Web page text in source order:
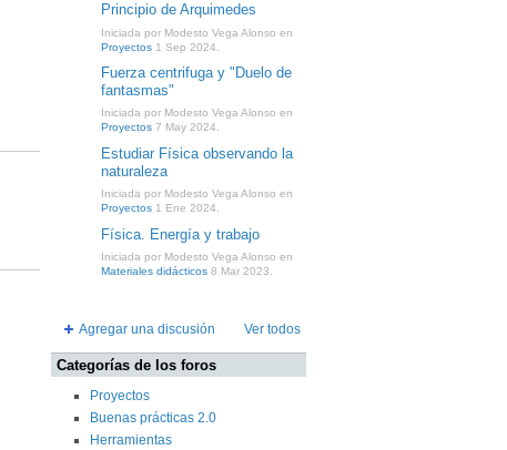
Principio de Arquimedes
Iniciada por Modesto Vega Alonso en
Proyectos 1 Sep 2024.
Fuerza centrifuga y "Duelo de
fantasmas"
Iniciada por Modesto Vega Alonso en
Proyectos 7 May 2024.
Estudiar Física observando la
naturaleza
Iniciada por Modesto Vega Alonso en
Proyectos 1 Ene 2024.
Física. Energía y trabajo
Iniciada por Modesto Vega Alonso en
Materiales didácticos 8 Mar 2023.
Agregar una discusión Ver todos
Categorías de los foros
Proyectos
Buenas prácticas 2.0
Herramientas